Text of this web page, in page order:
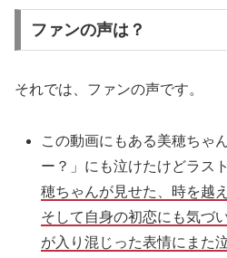
ファンの声は？
それでは、ファンの声です。
この動画にもある美穂ちゃ
ー？」にも泣けたけどラス
穂ちゃんが見せた、時を越
そして自身の初恋にも気づ
が入り混じった表情にまた